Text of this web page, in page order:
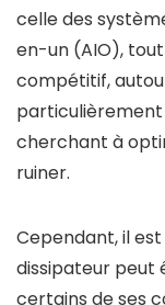
celle des
en-un (AIO),
compétitif,
cherchant à
ruiner.
Cependant, il
dissipateur peut
certains de ses